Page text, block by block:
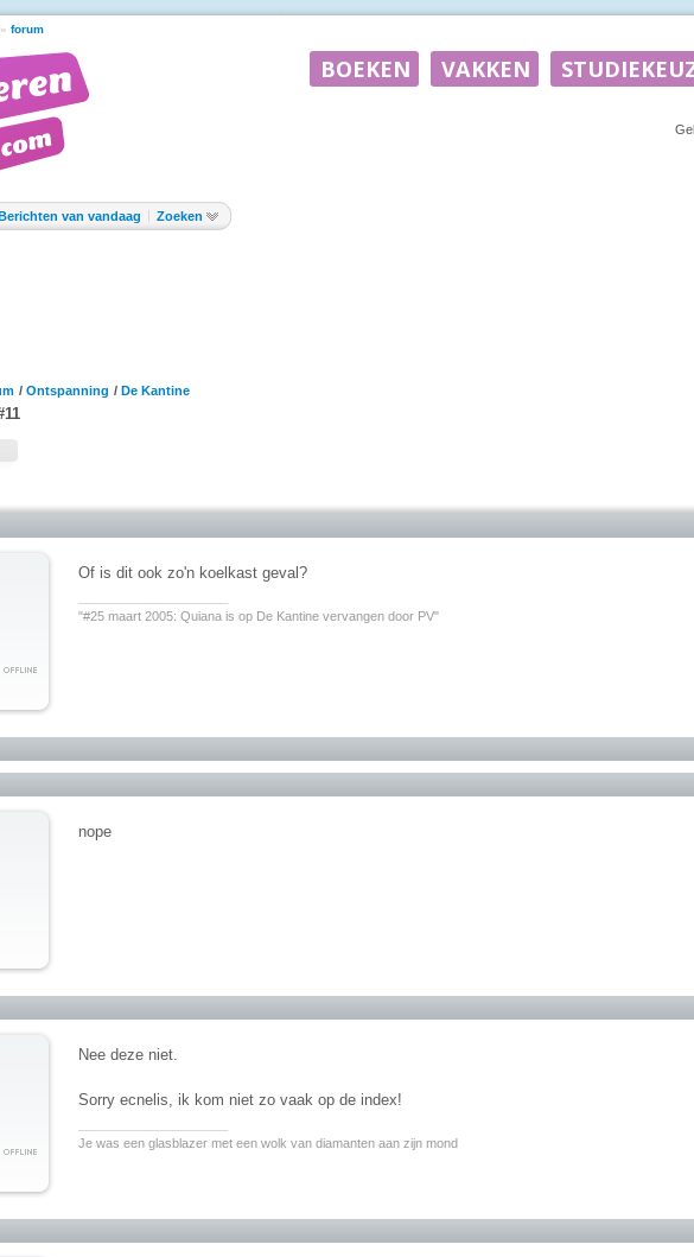
» forum
van vandaag Zoeken
/ Ontspanning / De Kantine
Of is dit ook zo'n koelkast geval?
"#25 maart 2005: Quiana is op De Kantine vervangen door PV"
nope
Nee deze niet.
Sorry ecnelis, ik kom niet zo vaak op de index!
Je was een glasblazer met een wolk van diamanten aan zijn mond